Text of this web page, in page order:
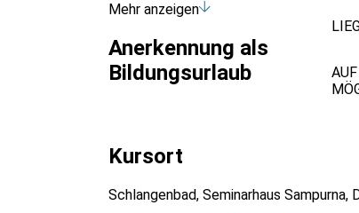
Mehr anzeigen
Anerkennung als
Bildungsurlaub
Kursort
Schlangenbad, Seminarhaus Sampurna,